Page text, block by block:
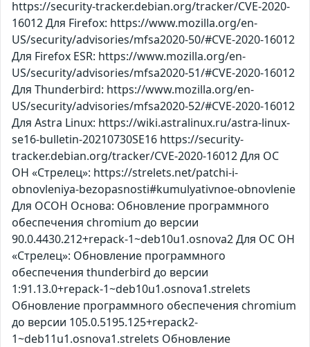
https://security-tracker.debian.org/tracker/CVE-2020-
16012 Для Firefox: https://www.mozilla.org/en-
US/security/advisories/mfsa2020-50/#CVE-2020-16012
Для Firefox ESR: https://www.mozilla.org/en-
US/security/advisories/mfsa2020-51/#CVE-2020-16012
Для Thunderbird: https://www.mozilla.org/en-
US/security/advisories/mfsa2020-52/#CVE-2020-16012
Для Astra Linux: https://wiki.astralinux.ru/astra-linux-
se16-bulletin-20210730SE16 https://security-
tracker.debian.org/tracker/CVE-2020-16012 Для ОС
ОН «Стрелец»: https://strelets.net/patchi-i-
obnovleniya-bezopasnosti#kumulyativnoe-obnovlenie
Для ОСОН Основа: Обновление программного
обеспечения chromium до версии
90.0.4430.212+repack-1~deb10u1.osnova2 Для ОС ОН
«Стрелец»: Обновление программного
обеспечения thunderbird до версии
1:91.13.0+repack-1~deb10u1.osnova1.strelets
Обновление программного обеспечения chromium
до версии 105.0.5195.125+repack2-
1~deb11u1.osnova1.strelets Обновление